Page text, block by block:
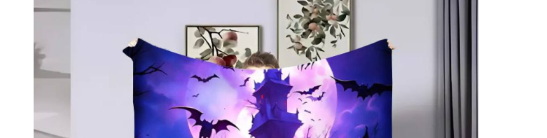
Самоклеюче підлогове вінілове покриття в рулоні 3000х600х1,5мм
Самоклеючі декоративні 3D панелі
Самоклеюча декоративна 3D панель (рейка)
Самоклеюча декоративна 3D панель (рулон)
Самоклеюча декоративна 3D панель (плитка)
Декоративна ПВХ панель (без клейового шару)
ПВХ панелі на самоклейці